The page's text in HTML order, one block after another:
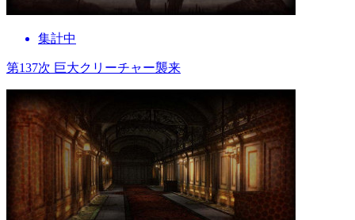
集計中
第137次 巨大クリーチャー襲来